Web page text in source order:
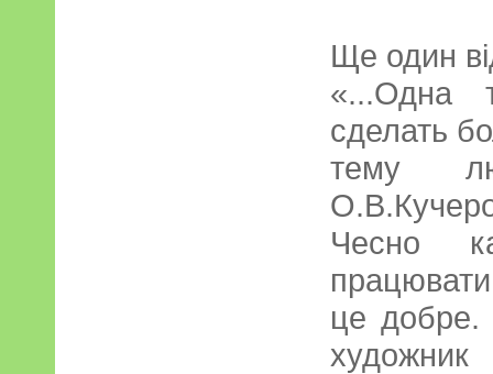
Ще один
«...Одна
сделать
тему
Чесно
це добре.
художник